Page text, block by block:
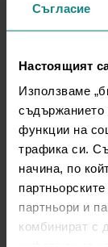
Съгласие
Настоящият
Използваме
съдържанието
функции на
трафика си.
начина, по
партньори и
комбинират с